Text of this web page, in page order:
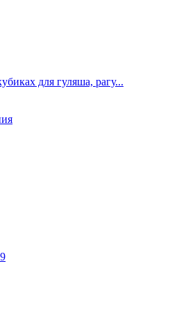
для гуляша, рагу...